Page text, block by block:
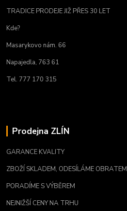
TRADICE PRODEJE JIŽ PŘES 30 LET
Kde?
Masarykovo nám. 66
Napajedla, 763 61
Tel. 777 170 315
Prodejna ZLÍN
GARANCE KVALITY
ZBOŽÍ SKLADEM, ODESÍLÁME OBRATEM
PORADÍME S VÝBĚREM
NEJNIŽŠÍ CENY NA TRHU